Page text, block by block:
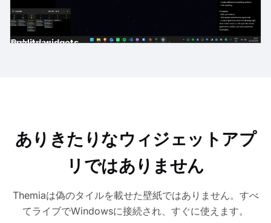
Email
Calendar
quality widgets
ありきたりなウィジェットアプ
リではありません
Themiaは偽のタイルを載せた壁紙ではありません。すべ
てライブでWindowsに接続され、すぐに使えます。